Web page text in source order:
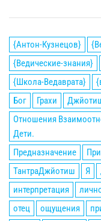
{Антон-Кузнецов}
{Ведические-знания}
{Школа-Ведаврата}
Бог
Грахи
Отношения
Дети.
Предназначение
ТантраДжйотиш
Я
интерпретация
отец
ощущения